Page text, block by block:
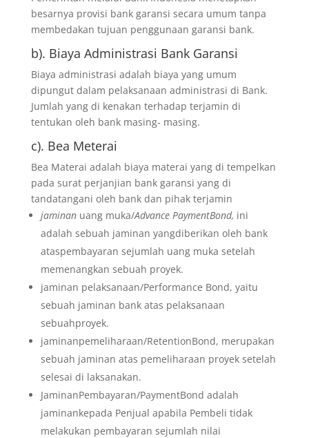
besarnya provisi bank garansi secara umum tanpa
membedakan tujuan penggunaan garansi bank.
b). Biaya Administrasi Bank Garansi
Biaya administrasi adalah biaya yang umum
dipungut dalam pelaksanaan administrasi di Bank.
Jumlah yang di kenakan terhadap terjamin di
tentukan oleh bank masing- masing.
c). Bea Meterai
Bea Materai adalah biaya materai yang di tempelkan
pada surat perjanjian bank garansi yang di
tandatangani oleh bank dan pihak terjamin
jaminan uang muka/Advance PaymentBond, ini
adalah sebuah jaminan yangdiberikan oleh bank
ataspembayaran sejumlah uang muka setelah
memenangkan sebuah proyek.
jaminan pelaksanaan/Performance Bond, yaitu
sebuah jaminan bank atas pelaksanaan
sebuahproyek.
jaminanpemeliharaan/RetentionBond, merupakan
sebuah jaminan atas pemeliharaan proyek setelah
selesai di laksanakan.
JaminanPembayaran/PaymentBond adalah
jaminankepada Penjual apabila Pembeli tidak
melakukan pembayaran sejumlah nilai